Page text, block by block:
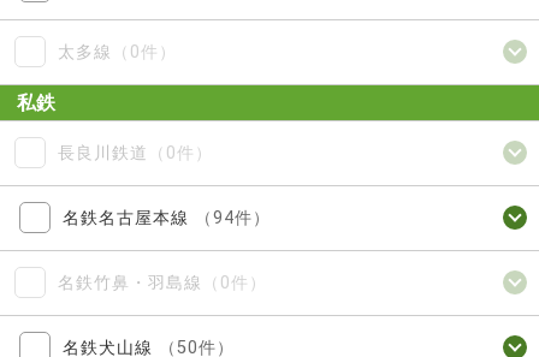
太多線 （0件）
私鉄
長良川鉄道 （0件）
名鉄名古屋本線 （94件）
名鉄竹鼻・羽島線 （0件）
名鉄犬山線 （50件）